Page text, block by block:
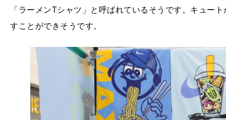
「ラーメンTシャツ」と呼ばれているそうです。キュー
すことができそうです。